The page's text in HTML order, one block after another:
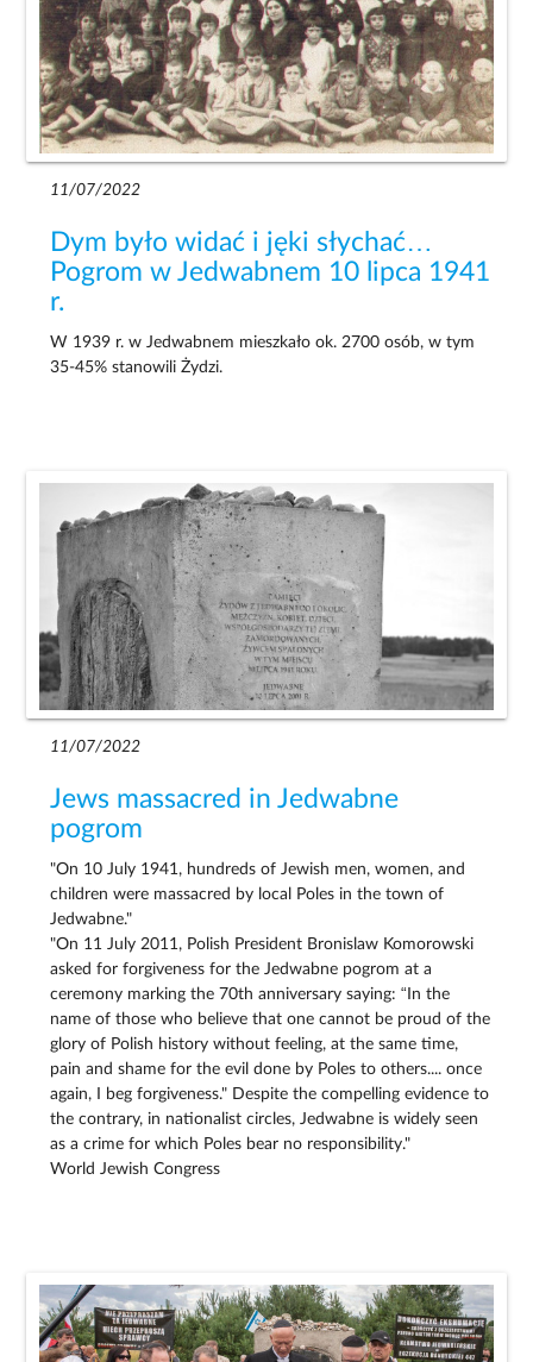
11/07/2022
Dym było widać i jęki słychać…
Pogrom w Jedwabnem 10 lipca 1941
r.
W 1939 r. w Jedwabnem mieszkało ok. 2700 osób, w tym
35-45% stanowili Żydzi.
11/07/2022
Jews massacred in Jedwabne
pogrom
"On 10 July 1941, hundreds of Jewish men, women, and
children were massacred by local Poles in the town of
Jedwabne."
"On 11 July 2011, Polish President Bronislaw Komorowski
asked for forgiveness for the Jedwabne pogrom at a
ceremony marking the 70th anniversary saying: “In the
name of those who believe that one cannot be proud of the
glory of Polish history without feeling, at the same time,
pain and shame for the evil done by Poles to others.... once
again, I beg forgiveness." Despite the compelling evidence to
the contrary, in nationalist circles, Jedwabne is widely seen
as a crime for which Poles bear no responsibility."
World Jewish Congress